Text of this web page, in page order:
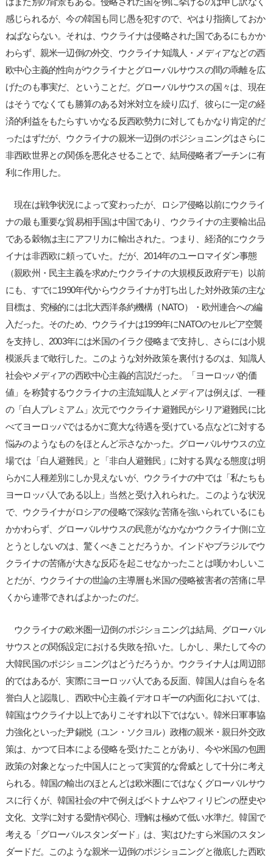
感じられるが、今の韓国も同じ愚を犯すので、やはり指摘しておか
ねばならない。それは、ウクライナは侵略された国であるにもかか
わらず、親米一辺倒の外交、ウクライナ知識人・メディアなどの西
欧中心主義的性向がウクライナとグローバルサウスの間の乖離を広
げたのも事実だ、ということだ。グローバルサウスの国々は、現在
はそうでなくても勝算のある対米対立を繰り広げ、彼らに一定の経
済的利益をもたらすいかなる反西欧勢力に対してもかなり肯定的だ
ったはずだが、ウクライナの親米一辺倒のポジショニングはさらに
非西欧世界との関係を悪化させることで、結局侵略者プーチンに有
利に作用した。
現在は戦争状況によって変わったが、ロシア侵略以前にウクライ
ナの最も重要な貿易相手国は中国であり、ウクライナの主要輸出品
である穀物は主にアフリカに輸出された。つまり、経済的にウクラ
イナは非西欧に頼っていた。だが、2014年のユーロマイダン事態
（親欧州・民主主義を求めたウクライナの大規模反政府デモ）以前
にも、すでに1990年代からウクライナが打ち出した対外政策の主な
目標は、究極的には北大西洋条約機構（NATO）・欧州連合への編
入だった。そのため、ウクライナは1999年にNATOのセルビア空襲
を支持し、2003年には米国のイラク侵略まで支持し、さらには小規
模派兵まで敢行した。このような対外政策を裏付けるのは、知識人
社会やメディアの西欧中心主義的言説だった。「ヨーロッパ的価
値」を称賛するウクライナの主流知識人とメディアは例えば、一種
の「白人プレミアム」次元でウクライナ避難民がシリア避難民に比
べてヨーロッパではるかに寛大な待遇を受けている点などに対する
悩みのようなものをほとんど示さなかった。グローバルサウスの立
場では「白人避難民」と「非白人避難民」に対する異なる態度は明
らかに人種差別にしか見えないが、ウクライナの中では「私たちも
ヨーロッパ人である以上」当然と受け入れられた。このような状況
で、ウクライナがロシアの侵略で深刻な苦痛を強いられているにも
かかわらず、グローバルサウスの民意がなかなかウクライナ側に立
とうとしないのは、驚くべきことだろうか。インドやブラジルでウ
クライナの苦痛が大きな反応を起こせなかったことは嘆かわしいこ
とだが、ウクライナの世論の主導層も米国の侵略被害者の苦痛に早
くから連帯できればよかったのだ。
ウクライナの欧米圏一辺倒のポジショニングは結局、グローバル
サウスとの関係設定における失敗を招いた。しかし、果たして今の
大韓民国のポジショニングはどうだろうか。ウクライナ人は周辺部
的ではあるが、実際にヨーロッパ人である反面、韓国人は自らを名
誉白人と認識し、西欧中心主義イデオロギーの内面化においては、
韓国はウクライナ以上でありこそすれ以下ではない。韓米日軍事協
力強化といった尹錫悦（ユン・ソクヨル）政権の親米・親日外交政
策は、かつて日本による侵略を受けたことがあり、今や米国の包囲
政策の対象となった中国人にとって実質的な脅威として十分に考え
られる。韓国の輸出のほとんどは欧米圏にではなくグローバルサウ
スに行くが、韓国社会の中で例えばベトナムやフィリピンの歴史や
文化、文学に対する愛情や関心、理解は極めて低い水準だ。韓国で
考える「グローバルスタンダード」は、実はひたすら米国のスタン
ダードだ。このような親米一辺倒のポジショニングと徹底した西欧